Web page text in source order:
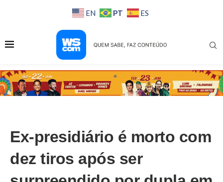
EN PT ES
Ex-presidiário é morto com
dez tiros após ser